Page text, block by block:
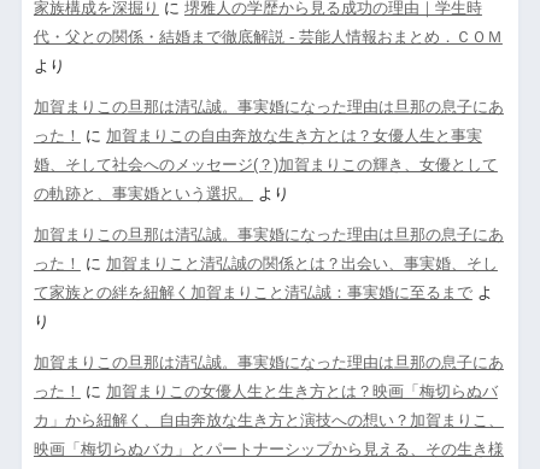
家族構成を深掘り に 堺雅人の学歴から見る成功の理由｜学生時
代・父との関係・結婚まで徹底解説 - 芸能人情報おまとめ．ＣＯＭ
より
加賀まりこの旦那は清弘誠。事実婚になった理由は旦那の息子にあ
った！
に 加賀まりこの自由奔放な生き方とは？女優人生と事実
婚、そして社会へのメッセージ(？)加賀まりこの輝き、女優として
の軌跡と、事実婚という選択。
より
加賀まりこの旦那は清弘誠。事実婚になった理由は旦那の息子にあ
った！
に 加賀まりこと清弘誠の関係とは？出会い、事実婚、そし
て家族との絆を紐解く加賀まりこと清弘誠：事実婚に至るまでよ
り
加賀まりこの旦那は清弘誠。事実婚になった理由は旦那の息子にあ
った！
に 加賀まりこの女優人生と生き方とは？映画「梅切らぬバ
カ」から紐解く、自由奔放な生き方と演技への想い？加賀まりこ、
映画「梅切らぬバカ」とパートナーシップから見える、その生き様